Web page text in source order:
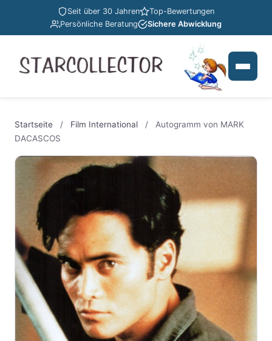
Seit über 30 Jahren
Top-Bewertungen
Persönliche Beratung
Sichere Abwicklung
Startseite / Film International /
Autogramm von MARK
DACASCOS